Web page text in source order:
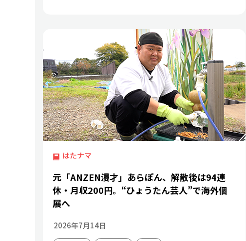
はたナマ
元「ANZEN漫才」あらぽん、解散後は94連
休・月収200円。“ひょうたん芸人”で海外個
展へ
2026年7月14日